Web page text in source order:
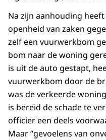
Na zijn aanhouding
openheid van zaken
zelf een vuurwerkbom
bom naar de woning
is uit de auto gestapt,
vuurwerkbom door de
was de verkeerde
is bereid de schade te
officier een deels
Maar “gevoelens van